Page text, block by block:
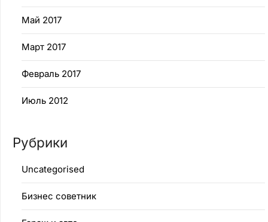
Май 2017
Март 2017
Февраль 2017
Июль 2012
Рубрики
Uncategorised
Бизнес советник